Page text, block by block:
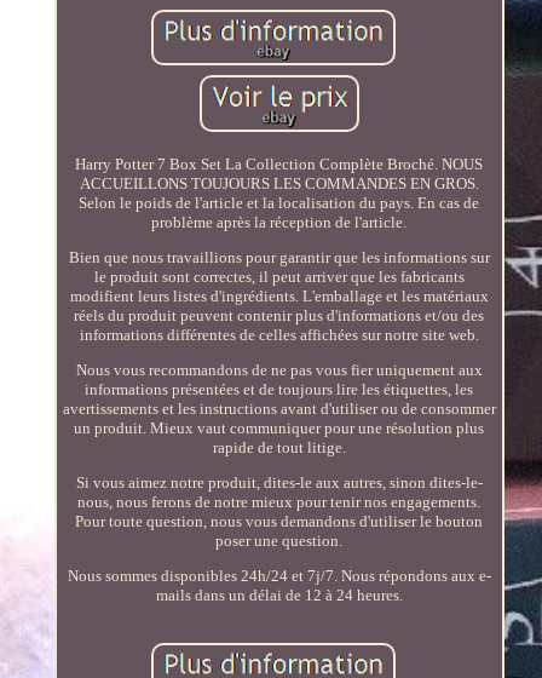
Harry Potter 7 Box Set La Collection Complète Broché. NOUS
ACCUEILLONS TOUJOURS LES COMMANDES EN GROS.
Selon le poids de l'article et la localisation du pays. En cas de
problème après la réception de l'article.
Bien que nous travaillions pour garantir que les informations sur
le produit sont correctes, il peut arriver que les fabricants
modifient leurs listes d'ingrédients. L'emballage et les matériaux
réels du produit peuvent contenir plus d'informations et/ou des
informations différentes de celles affichées sur notre site web.
Nous vous recommandons de ne pas vous fier uniquement aux
informations présentées et de toujours lire les étiquettes, les
avertissements et les instructions avant d'utiliser ou de consommer
un produit. Mieux vaut communiquer pour une résolution plus
rapide de tout litige.
Si vous aimez notre produit, dites-le aux autres, sinon dites-le-
nous, nous ferons de notre mieux pour tenir nos engagements.
Pour toute question, nous vous demandons d'utiliser le bouton
poser une question.
Nous sommes disponibles 24h/24 et 7j/7. Nous répondons aux e-
mails dans un délai de 12 à 24 heures.